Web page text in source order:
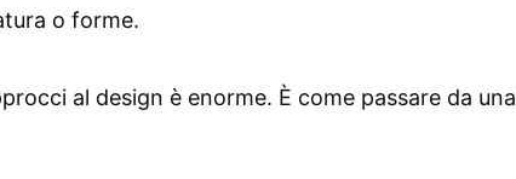
o forme.
al design è enorme. È come passare da una